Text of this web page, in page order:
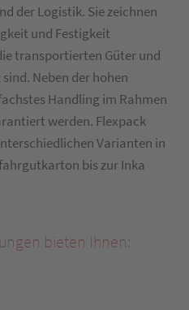
der Logistik. Sie zeichnen
und Festigkeit
transportierten Güter und
Neben der hohen
Handling im Rahmen
werden. Flexpack
Varianten in
bis zur Inka
bieten Ihnen: